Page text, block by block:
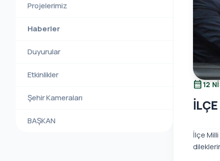
Projelerimiz
Haberler
Duyurular
Etkinlikler
Şehir Kameraları
BAŞKAN
calendar_month 12
İlçe